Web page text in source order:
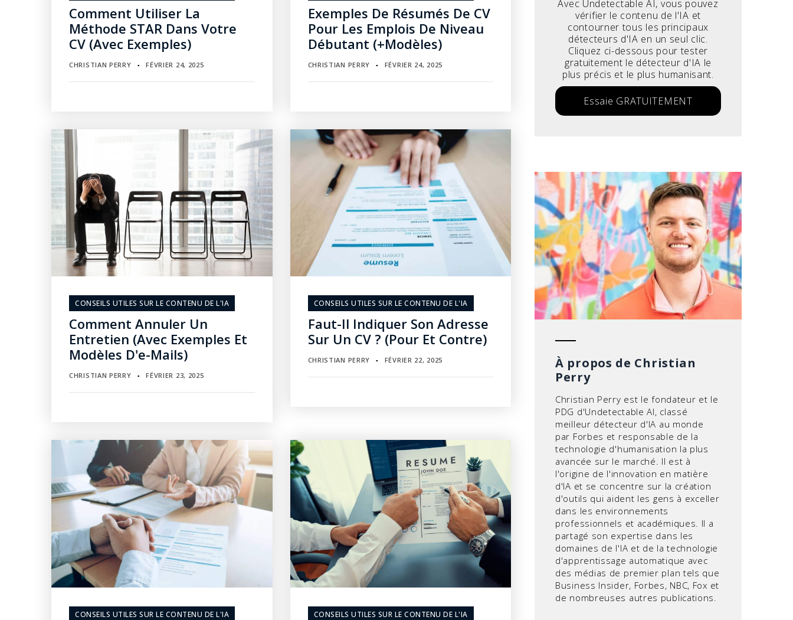
Comment Utiliser La
Méthode STAR Dans Votre
CV (avec Exemples)
CHRISTIAN PERRY ▪ FÉVRIER 24, 2025
Exemples De Résumés De CV
Pour Les Emplois De Niveau
Débutant (+modèles)
CHRISTIAN PERRY ▪ FÉVRIER 24, 2025
CONSEILS UTILES SUR LE CONTENU DE L'IA
Comment Annuler Un
Entretien (avec Exemples Et
Modèles D'e-Mails)
CHRISTIAN PERRY ▪ FÉVRIER 23, 2025
CONSEILS UTILES SUR LE CONTENU DE L'IA
Faut-Il Indiquer Son Adresse
Sur Un CV ? (Pour Et Contre)
CHRISTIAN PERRY ▪ FÉVRIER 22, 2025
CONSEILS UTILES SUR LE CONTENU DE L'IA CONSEILS UTILES SUR LE CONTENU DE L'IA
Avec Undetectable AI, vous pouvez
vérifier le contenu de l'IA et
contourner tous les principaux
détecteurs d'IA en un seul clic.
Cliquez ci-dessous pour tester
gratuitement le détecteur d'IA le
plus précis et le plus humanisant.
Essaie GRATUITEMENT
À propos de Christian
Perry
Christian Perry est le fondateur et le
PDG d'Undetectable AI, classé
meilleur détecteur d'IA au monde
par Forbes et responsable de la
technologie d'humanisation la plus
avancée sur le marché. Il est à
l'origine de l'innovation en matière
d'IA et se concentre sur la création
d'outils qui aident les gens à exceller
dans les environnements
professionnels et académiques. Il a
partagé son expertise dans les
domaines de l'IA et de la technologie
d'apprentissage automatique avec
des médias de premier plan tels que
Business Insider, Forbes, NBC, Fox et
de nombreuses autres publications.